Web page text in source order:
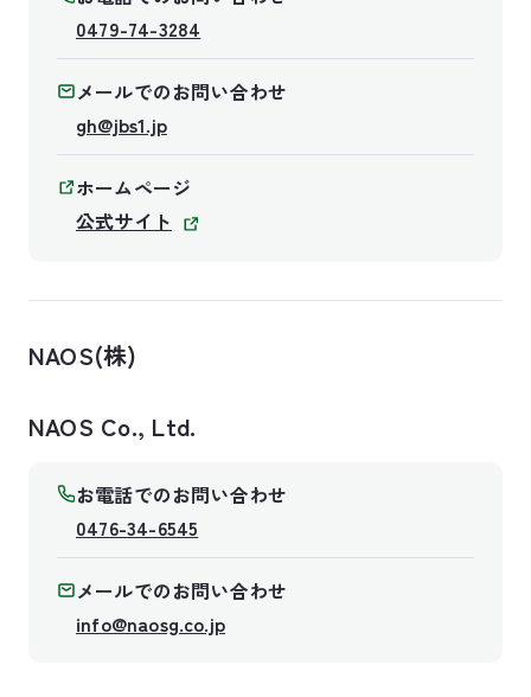
0479-74-3284
メールでのお問い合わせ
gh@jbs1.jp
ホームページ
公式サイト
NAOS(株)
NAOS Co., Ltd.
お電話でのお問い合わせ
0476-34-6545
メールでのお問い合わせ
info@naosg.co.jp